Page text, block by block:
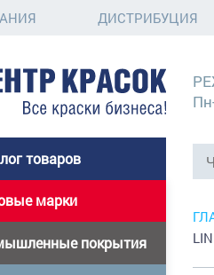
ДИСТРИБУЦИЯ
товаров
марки
покрытия